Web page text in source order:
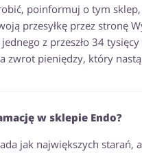
poinformuj o tym
przesyłkę przez stronę
z przeszło 34
zwrot pieniędzy, który
w sklepie Endo?
jak największych